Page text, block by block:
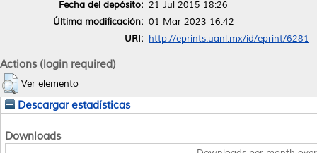
Fecha del depósito: 21 Jul 2015 18:26
Última modificación: 01 Mar 2023 16:42
URI: http://eprints.uanl.mx/id/eprint/6281
Actions (login required)
Ver elemento
Descargar estadísticas
Downloads